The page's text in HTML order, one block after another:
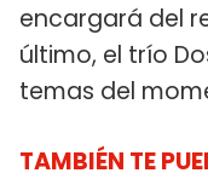
encargará del
último, el trío
temas del
TAMBIÉN TE